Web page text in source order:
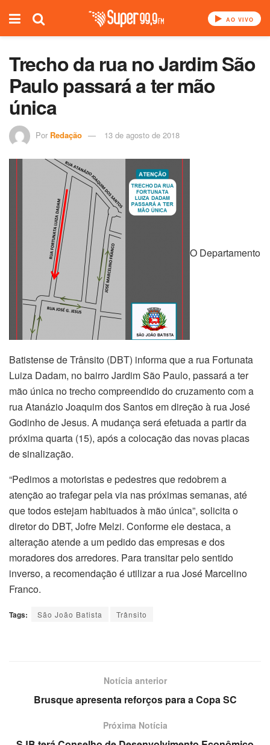
AO VIVO
Trecho da rua no Jardim São
Paulo passará a ter mão
única
Por Redação 13 de agosto de 2018
O Departamento
Batistense de Trânsito (DBT) informa que a rua Fortunata
Luiza Dadam, no bairro Jardim São Paulo, passará a ter
mão única no trecho compreendido do cruzamento com a
rua Atanázio Joaquim dos Santos em direção à rua José
Godinho de Jesus. A mudança será efetuada a partir da
próxima quarta (15), após a colocação das novas placas
de sinalização.
“Pedimos a motoristas e pedestres que redobrem a
atenção ao trafegar pela via nas próximas semanas, até
que todos estejam habituados à mão única”, solicita o
diretor do DBT, Jofre Melzi. Conforme ele destaca, a
alteração atende a um pedido das empresas e dos
moradores dos arredores. Para transitar pelo sentido
inverso, a recomendação é utilizar a rua José Marcelino
Franco.
Tags: São João Batista Trânsito
Notícia anterior
Brusque apresenta reforços para a Copa SC
Próxima Notícia